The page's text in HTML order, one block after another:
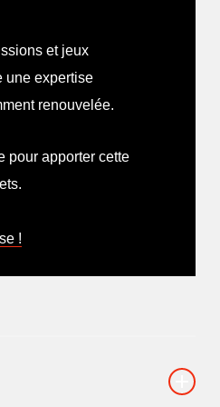
Venez consulter
!
équipe pour
en moments
!
et jeux
une expertise
renouvelée.
pour apporter cette
!